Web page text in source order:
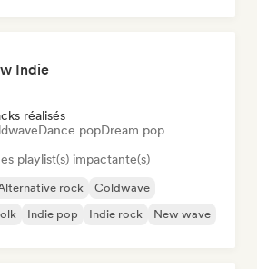
Indie
réalisés
Dance popDream pop
playlist(s) impactante(s)
rock
Coldwave
Indie pop Indie rock New wave